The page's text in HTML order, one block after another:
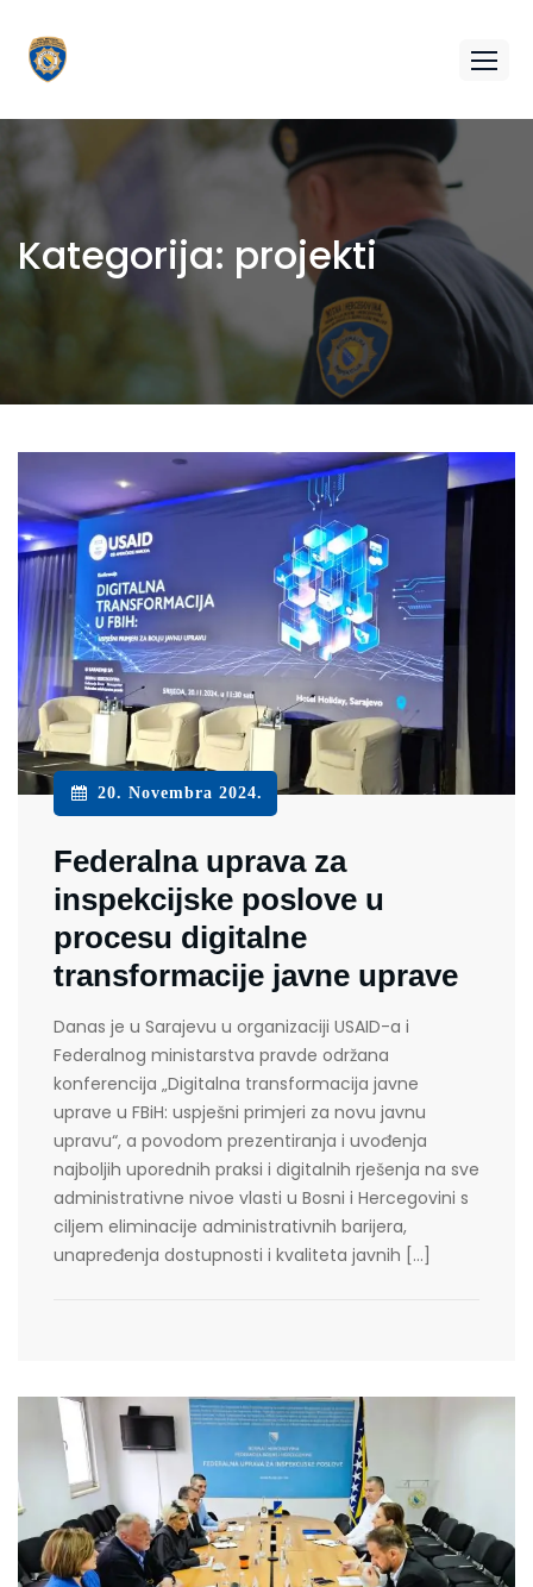
Kategorija: projekti
20. Novembra 2024.
Federalna uprava za
inspekcijske poslove u
procesu digitalne
transformacije javne uprave
Danas je u Sarajevu u organizaciji USAID-a i
Federalnog ministarstva pravde održana
konferencija „Digitalna transformacija javne
uprave u FBiH: uspješni primjeri za novu javnu
upravu“, a povodom prezentiranja i uvođenja
najboljih uporednih praksi i digitalnih rješenja na sve
administrativne nivoe vlasti u Bosni i Hercegovini s
ciljem eliminacije administrativnih barijera,
unapređenja dostupnosti i kvaliteta javnih […]